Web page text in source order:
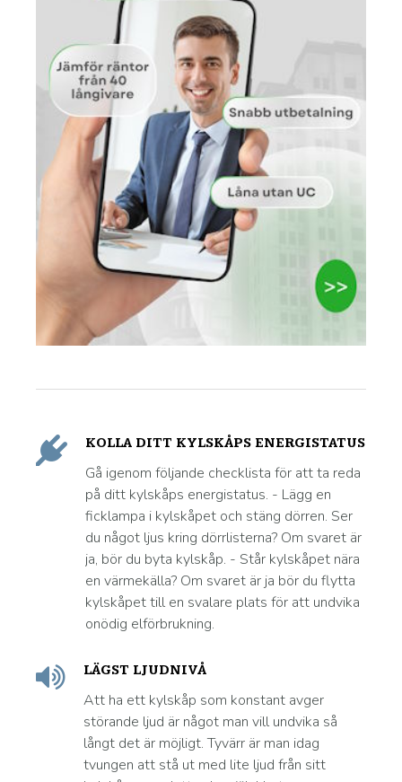
KOLLA DITT KYLSKÅPS ENERGISTATUS
Gå igenom följande checklista för att ta reda
på ditt kylskåps energistatus. - Lägg en
ficklampa i kylskåpet och stäng dörren. Ser
du något ljus kring dörrlisterna? Om svaret är
ja, bör du byta kylskåp. - Står kylskåpet nära
en värmekälla? Om svaret är ja bör du flytta
kylskåpet till en svalare plats för att undvika
onödig elförbrukning.
LÄGST LJUDNIVÅ
Att ha ett kylskåp som konstant avger
störande ljud är något man vill undvika så
långt det är möjligt. Tyvärr är man idag
tvungen att stå ut med lite ljud från sitt